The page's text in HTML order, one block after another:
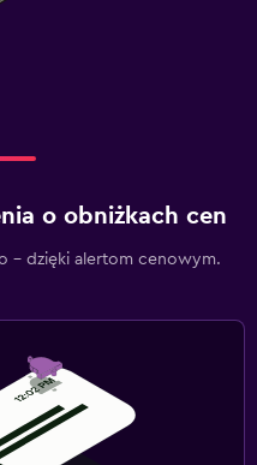
o obniżkach cen
– dzięki alertom cenowym.